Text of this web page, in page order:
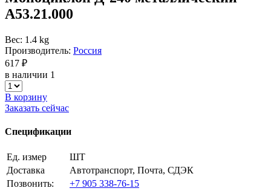
А53.21.000
Вес: 1.4 kg
Производитель: Россия
617 ₽
в наличии 1
В корзину
Заказать сейчас
Спецификации
Ед. измер
ШТ
Доставка
Автотранспорт, Почта, СДЭК
Позвонить:
+7 905 338-76-15